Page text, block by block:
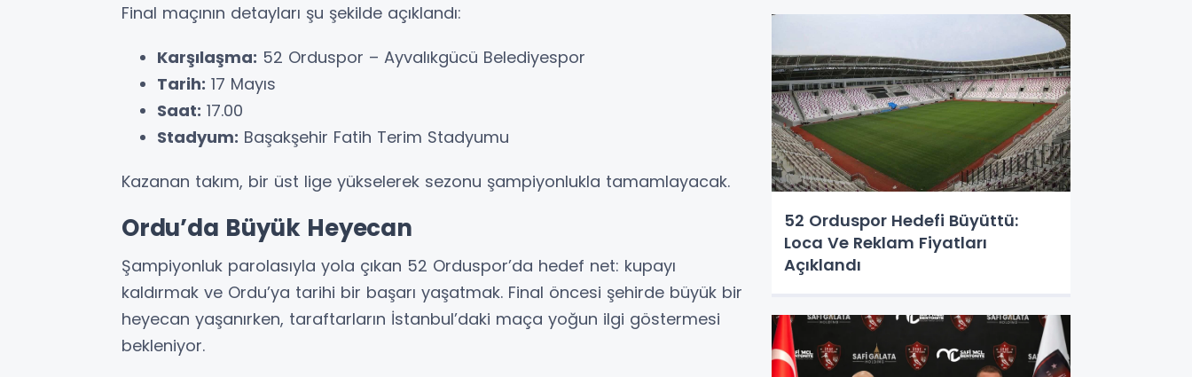
Final maçının detayları şu şekilde açıklandı:
Karşılaşma: 52 Orduspor – Ayvalıkgücü Belediyespor
Tarih: 17 Mayıs
Saat: 17.00
Stadyum: Başakşehir Fatih Terim Stadyumu
Kazanan takım, bir üst lige yükselerek sezonu şampiyonlukla tamamlayacak.
Ordu’da Büyük Heyecan
Şampiyonluk parolasıyla yola çıkan 52 Orduspor’da hedef net: kupayı
kaldırmak ve Ordu’ya tarihi bir başarı yaşatmak. Final öncesi şehirde büyük bir
heyecan yaşanırken, taraftarların İstanbul’daki maça yoğun ilgi göstermesi
bekleniyor.
52 Orduspor Hedefi Büyüttü:
Loca Ve Reklam Fiyatları
Açıklandı